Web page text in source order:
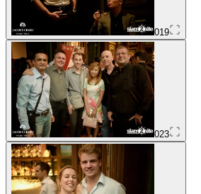
019
023